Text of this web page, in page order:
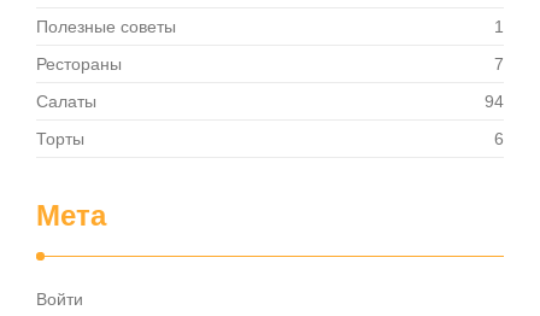
Полезные советы
1
Рестораны
7
Салаты
94
Торты
6
Мета
Войти